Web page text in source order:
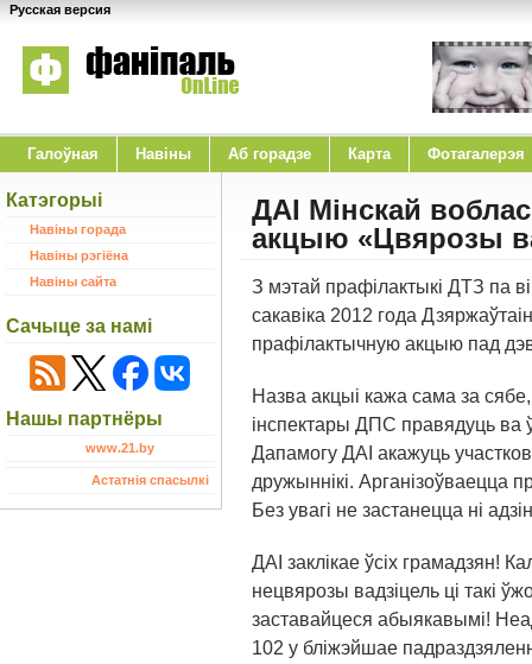
Русская версия
Галоўная Навіны Аб горадзе Карта Фотагалерэя
Катэгорыі
Навіны горада
Навіны рэгіёна
Навіны сайта
Сачыце за намі
Нашы партнёры
www.21.by
Астатнія спасылкі
ДАІ Мінскай
акцыю «Цвярозы
З мэтай прафілактыкі ДТЗ па
сакавіка 2012 года
прафілактычную акцыю пад
Назва акцыі кажа сама за
інспектары ДПС правядуць
Дапамогу ДАІ акажуць
дружыннікі. Арганізоўваецца
Без увагі не застанецца ні
ДАІ заклікае ўсіх грамадзян!
нецвярозы вадзіцель ці такі
заставайцеся абыякавымі!
102 у бліжэйшае